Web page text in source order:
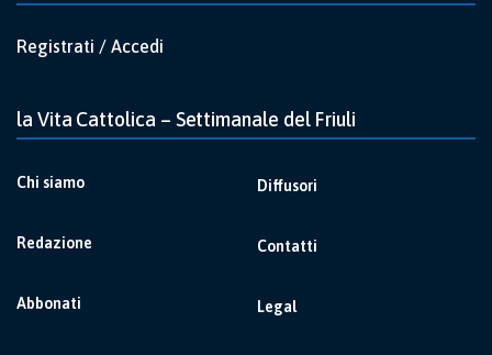
Registrati / Accedi
la Vita Cattolica – Settimanale del Friuli
Chi siamo
Redazione
Abbonati
Diffusori
Contatti
Legal